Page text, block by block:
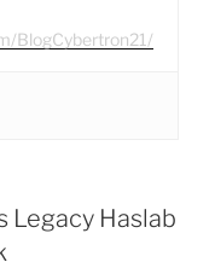
BlogCybertron21/
Legacy Haslab